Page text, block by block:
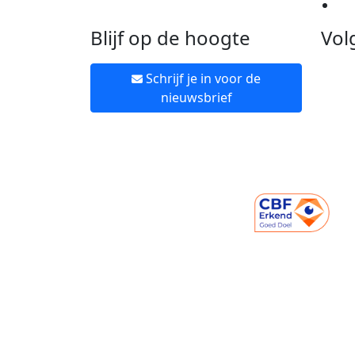
Blijf op de hoogte
Schrijf je in voor de
nieuwsbrief